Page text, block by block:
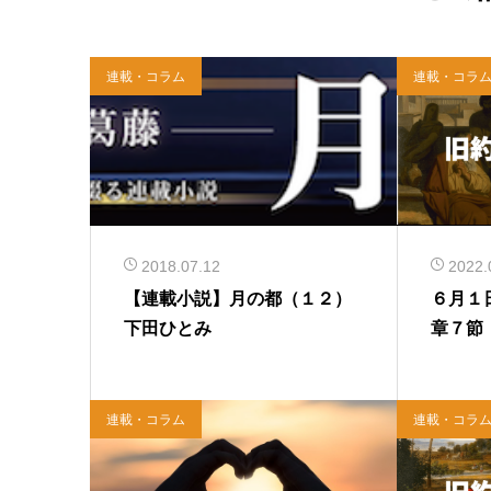
連載・コラム
2018.07.12
【連載小説】月の都（１２）
下田ひとみ
連載・コラム
６月
章７節
連載・コラム 連載・コラム